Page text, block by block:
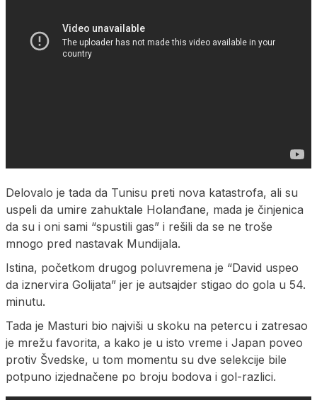
Delovalo je tada da Tunisu preti nova katastrofa, ali su
uspeli da umire zahuktale Holanđane, mada je činjenica
da su i oni sami “spustili gas” i rešili da se ne troše
mnogo pred nastavak Mundijala.
Istina, početkom drugog poluvremena je “David uspeo
da iznervira Golijata” jer je autsajder stigao do gola u 54.
minutu.
Tada je Masturi bio najviši u skoku na petercu i zatresao
je mrežu favorita, a kako je u isto vreme i Japan poveo
protiv Švedske, u tom momentu su dve selekcije bile
potpuno izjednačene po broju bodova i gol-razlici.